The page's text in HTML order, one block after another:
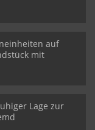
auf
mit
Lage zur